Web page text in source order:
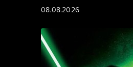
08.08.2026